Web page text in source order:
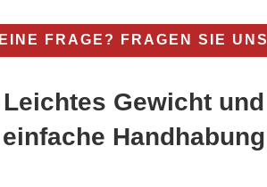
EINE FRAGE? FRAGEN SIE UNS
Leichtes Gewicht und
einfache Handhabung